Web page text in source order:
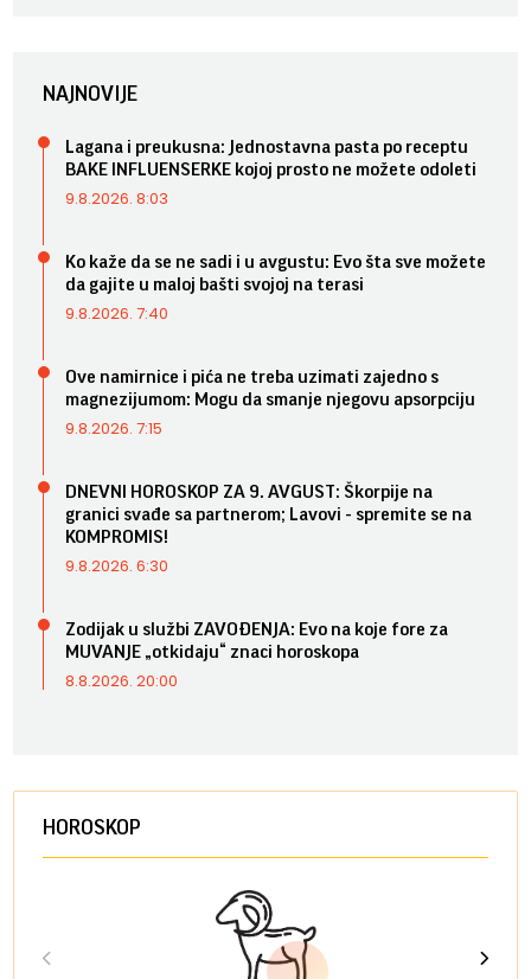
NAJNOVIJE
Lagana i preukusna: Jednostavna pasta po receptu
BAKE INFLUENSERKE kojoj prosto ne možete odoleti
9.8.2026. 8:03
Ko kaže da se ne sadi i u avgustu: Evo šta sve možete
da gajite u maloj bašti svojoj na terasi
9.8.2026. 7:40
Ove namirnice i pića ne treba uzimati zajedno s
magnezijumom: Mogu da smanje njegovu apsorpciju
9.8.2026. 7:15
DNEVNI HOROSKOP ZA 9. AVGUST: Škorpije na
granici svađe sa partnerom; Lavovi - spremite se na
KOMPROMIS!
9.8.2026. 6:30
Zodijak u službi ZAVOĐENJA: Evo na koje fore za
MUVANJE „otkidaju“ znaci horoskopa
8.8.2026. 20:00
HOROSKOP